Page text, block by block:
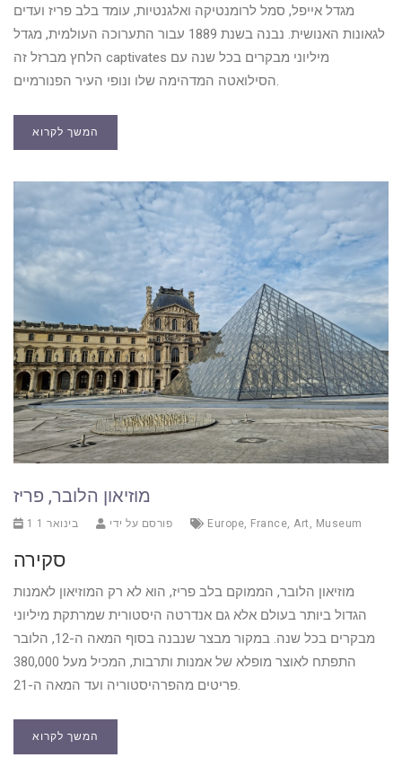
מגדל אייפל, סמל לרומנטיקה ואלגנטיות, עומד בלב פריז ועדים
לגאונות האנושית. נבנה בשנת 1889 עבור התערוכה העולמית, מגדל
הלחץ מברזל זה captivates מיליוני מבקרים בכל שנה עם
הסילואטה המדהימה שלו ונופי העיר הפנורמיים.
המשך לקרוא
מוזיאון הלובר, פריז
1 בינואר 1 פורסם על ידי Europe France Art Museum
סקירה
מוזיאון הלובר, הממוקם בלב פריז, הוא לא רק המוזיאון לאמנות
הגדול ביותר בעולם אלא גם אנדרטה היסטורית שמרתקת מיליוני
מבקרים בכל שנה. במקור מבצר שנבנה בסוף המאה ה-12, הלובר
התפתח לאוצר מופלא של אמנות ותרבות, המכיל מעל 380,000
פריטים מהפרהיסטוריה ועד המאה ה-21.
המשך לקרוא